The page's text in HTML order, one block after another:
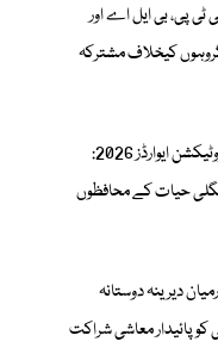
ٹی پی، بی ایل اے اور
کیخلاف مشترکہ
پاکستان وائلڈ لائف پروٹیکشن ایوارڈز 2026:
حیات کے محافظوں
دیرینہ دوستانہ
کوپائیدار معاشی شراکت